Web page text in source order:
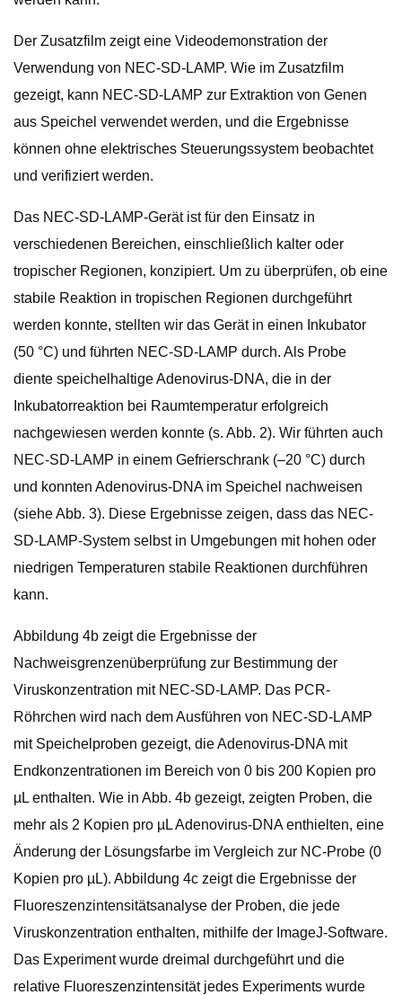
Der Zusatzfilm zeigt eine Videodemonstration der
Verwendung von NEC-SD-LAMP. Wie im Zusatzfilm
gezeigt, kann NEC-SD-LAMP zur Extraktion von Genen
aus Speichel verwendet werden, und die Ergebnisse
können ohne elektrisches Steuerungssystem beobachtet
und verifiziert werden.
Das NEC-SD-LAMP-Gerät ist für den Einsatz in
verschiedenen Bereichen, einschließlich kalter oder
tropischer Regionen, konzipiert. Um zu überprüfen, ob eine
stabile Reaktion in tropischen Regionen durchgeführt
werden konnte, stellten wir das Gerät in einen Inkubator
(50 °C) und führten NEC-SD-LAMP durch. Als Probe
diente speichelhaltige Adenovirus-DNA, die in der
Inkubatorreaktion bei Raumtemperatur erfolgreich
nachgewiesen werden konnte (s. Abb. 2). Wir führten auch
NEC-SD-LAMP in einem Gefrierschrank (–20 °C) durch
und konnten Adenovirus-DNA im Speichel nachweisen
(siehe Abb. 3). Diese Ergebnisse zeigen, dass das NEC-
SD-LAMP-System selbst in Umgebungen mit hohen oder
niedrigen Temperaturen stabile Reaktionen durchführen
kann.
Abbildung 4b zeigt die Ergebnisse der
Nachweisgrenzenüberprüfung zur Bestimmung der
Viruskonzentration mit NEC-SD-LAMP. Das PCR-
Röhrchen wird nach dem Ausführen von NEC-SD-LAMP
mit Speichelproben gezeigt, die Adenovirus-DNA mit
Endkonzentrationen im Bereich von 0 bis 200 Kopien pro
µL enthalten. Wie in Abb. 4b gezeigt, zeigten Proben, die
mehr als 2 Kopien pro µL Adenovirus-DNA enthielten, eine
Änderung der Lösungsfarbe im Vergleich zur NC-Probe (0
Kopien pro µL). Abbildung 4c zeigt die Ergebnisse der
Fluoreszenzintensitätsanalyse der Proben, die jede
Viruskonzentration enthalten, mithilfe der ImageJ-Software.
Das Experiment wurde dreimal durchgeführt und die
relative Fluoreszenzintensität jedes Experiments wurde